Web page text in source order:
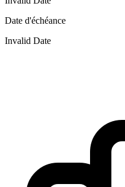
Date d'échéance
Invalid Date